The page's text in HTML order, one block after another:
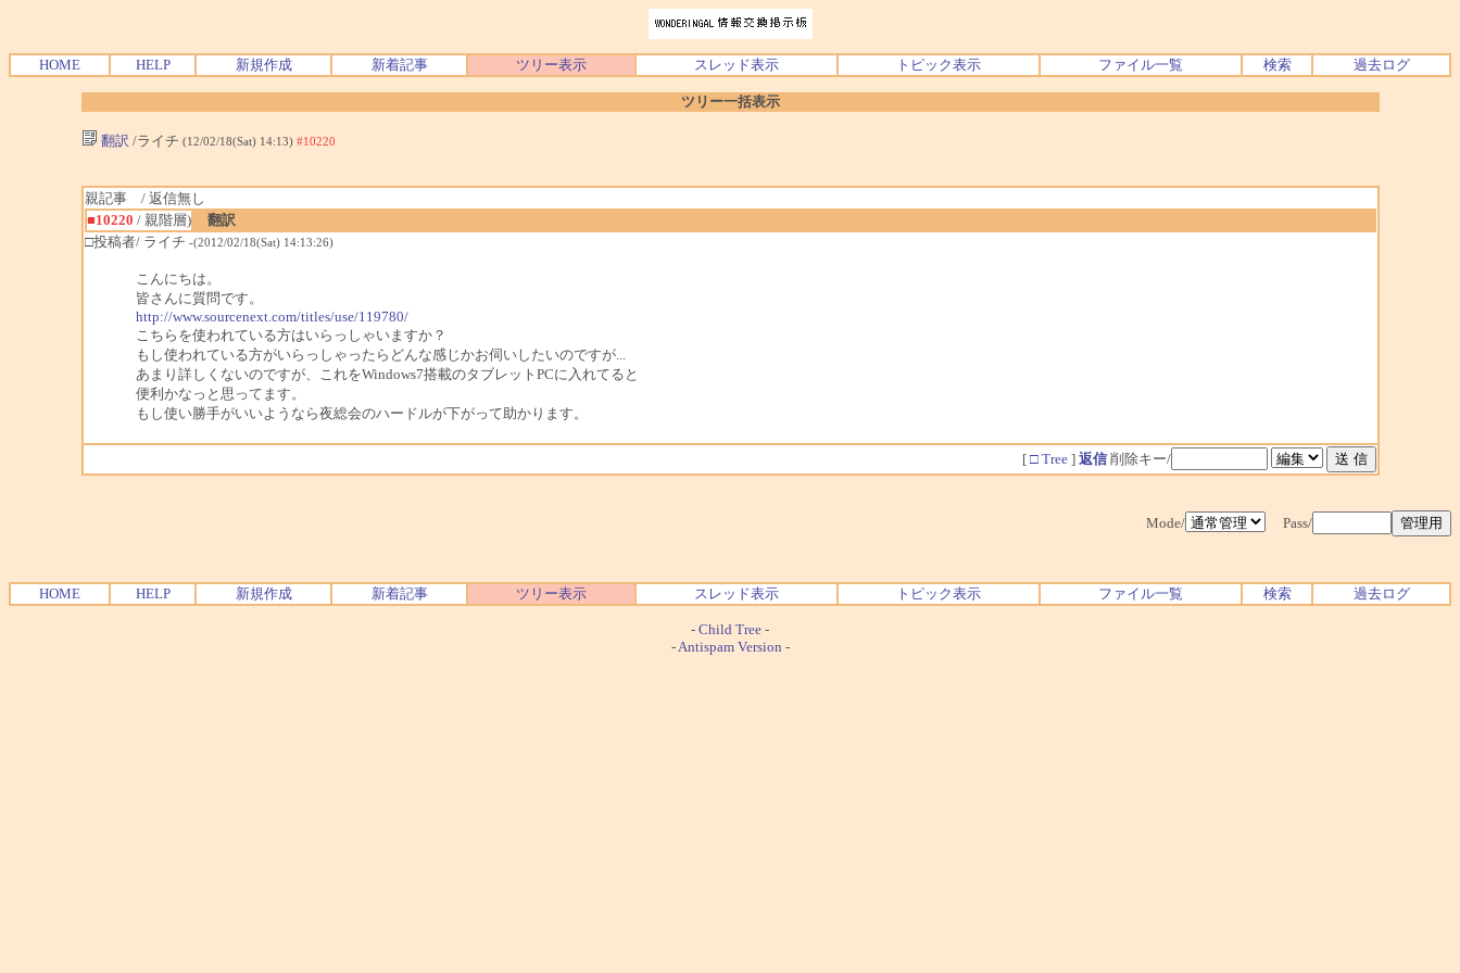
HOME HELP 新規作成 新着記事 ツリー表示 スレッド表示 トピック表示 ファイル一覧 検索 過去ログ
ツリー一括表示
翻訳 /ライチ (12/02/18(Sat) 14:13) #10220
親記事 / 返信無し
■10220 / 親階層)
翻訳
□投稿者/ ライチ -(2012/02/18(Sat) 14:13:26)
こんにちは。
皆さんに質問です。
http://www.sourcenext.com/titles/use/119780/
こちらを使われている方はいらっしゃいますか？
もし使われている方がいらっしゃったらどんな感じかお伺いしたいのですが...
あまり詳しくないのですが、これをWindows7搭載のタブレットPCに入れてると
便利かなっと思ってます。
もし使い勝手がいいようなら夜総会のハードルが下がって助かります。
[ □ Tree] 返信 削除キー/
Mode/ Pass/
HOME HELP 新規作成 新着記事 ツリー表示 スレッド表示 トピック表示 ファイル一覧 検索 過去ログ
- Child Tree -
- Antispam Version -